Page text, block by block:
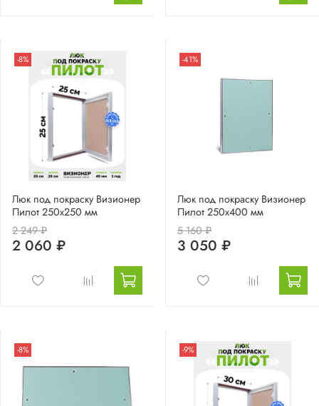
-8%
Люк под покраску Визионер
Пилот 250х250 мм
2 249 ₽
2 060 ₽
-41%
Люк под покраску Визионер
Пилот 250х400 мм
5 160 ₽
3 050 ₽
-8% -9%